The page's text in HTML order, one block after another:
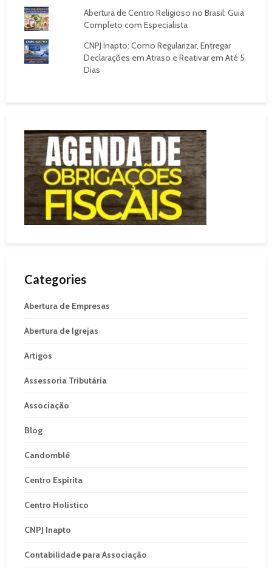
Abertura de Centro Religioso no Brasil: Guia
Completo com Especialista
CNPJ Inapto: Como Regularizar, Entregar
Declarações em Atraso e Reativar em Até 5
Dias
Categories
Abertura de Empresas
Abertura de Igrejas
Artigos
Assessoria Tributária
Associação
Blog
Candomblé
Centro Espírita
Centro Holístico
CNPJ Inapto
Contabilidade para Associação